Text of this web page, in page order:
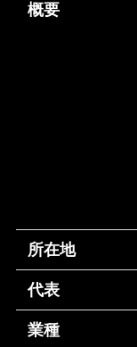
概要
所在地
代表
業種